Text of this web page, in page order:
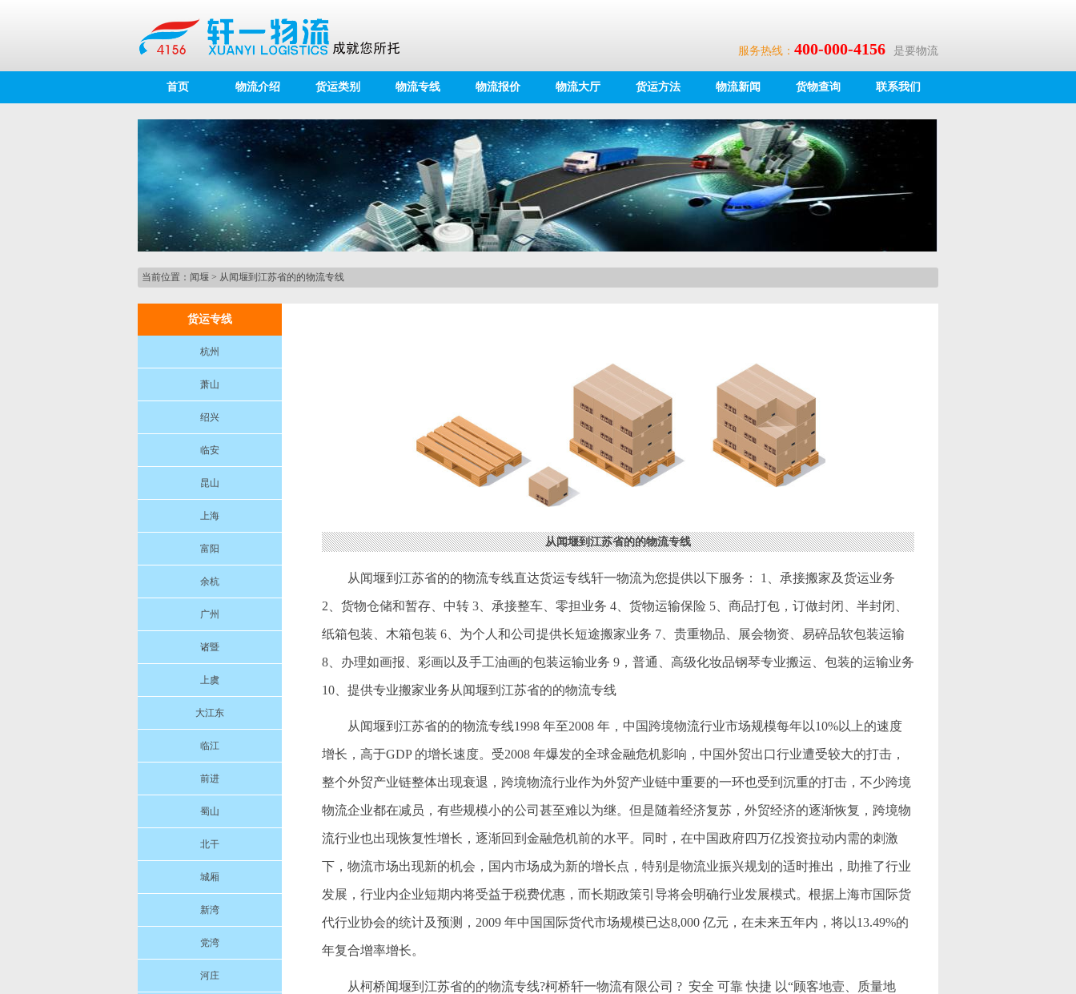
服务热线： 400-000-4156 是要物流
首页 物流介绍 货运类别 物流专线 物流报价 物流大厅 货运方法 物流新闻 货物查询 联系我们
当前位置： 闻堰 > 从闻堰到江苏省的的物流专线
货运专线
杭州
萧山
绍兴
临安
昆山
上海
富阳
余杭
广州
诸暨
上虞
大江东
临江
前进
蜀山
北干
城厢
新湾
党湾
河庄
从闻堰到江苏省的的物流专线
从闻堰到江苏省的的物流专线直达货运专线轩一物流为您提供以下服务： 1、承接搬家及货运业务
2、货物仓储和暂存、中转 3、承接整车、零担业务 4、货物运输保险 5、商品打包，订做封闭、半封闭、
纸箱包装、木箱包装 6、为个人和公司提供长短途搬家业务 7、贵重物品、展会物资、易碎品软包装运输
8、办理如画报、彩画以及手工油画的包装运输业务 9，普通、高级化妆品钢琴专业搬运、包装的运输业务
10、提供专业搬家业务从闻堰到江苏省的的物流专线
从闻堰到江苏省的的物流专线1998 年至2008 年，中国跨境物流行业市场规模每年以10%以上的速度
增长，高于GDP 的增长速度。受2008 年爆发的全球金融危机影响，中国外贸出口行业遭受较大的打击，
整个外贸产业链整体出现衰退，跨境物流行业作为外贸产业链中重要的一环也受到沉重的打击，不少跨境
物流企业都在减员，有些规模小的公司甚至难以为继。但是随着经济复苏，外贸经济的逐渐恢复，跨境物
流行业也出现恢复性增长，逐渐回到金融危机前的水平。同时，在中国政府四万亿投资拉动内需的刺激
下，物流市场出现新的机会，国内市场成为新的增长点，特别是物流业振兴规划的适时推出，助推了行业
发展，行业内企业短期内将受益于税费优惠，而长期政策引导将会明确行业发展模式。根据上海市国际货
代行业协会的统计及预测，2009 年中国国际货代市场规模已达8,000 亿元，在未来五年内，将以13.49%的
年复合增率增长。
从柯桥闻堰到江苏省的的物流专线?柯桥轩一物流有限公司 ? 安全 可靠 快捷 以“顾客地壹、质量地